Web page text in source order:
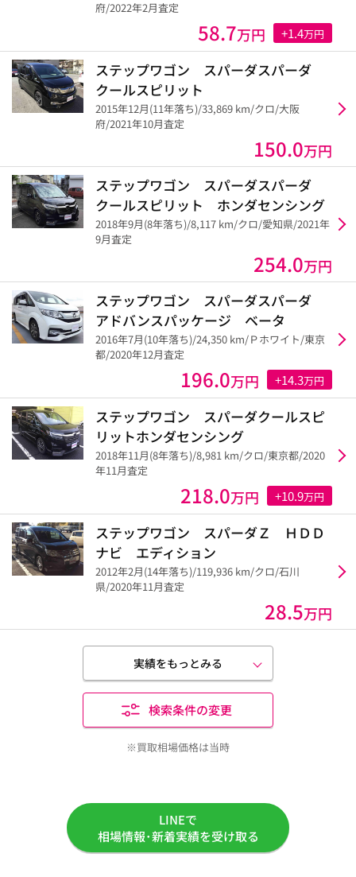
府/2022年2月査定
58.7万円 +1.4万円
ステップワゴン スパーダスパーダ
クールスピリット
2015年12月(11年落ち)/33,869 km/クロ/大阪
府/2021年10月査定
150.0万円
ステップワゴン スパーダスパーダ
クールスピリット ホンダセンシング
2018年9月(8年落ち)/8,117 km/クロ/愛知県/2021年
9月査定
254.0万円
ステップワゴン スパーダスパーダ
アドバンスパッケージ ベータ
2016年7月(10年落ち)/24,350 km/Ｐホワイト/東京
都/2020年12月査定
196.0万円 +14.3万円
ステップワゴン スパーダクールスピ
リットホンダセンシング
2018年11月(8年落ち)/8,981 km/クロ/東京都/2020
年11月査定
218.0万円 +10.9万円
ステップワゴン スパーダＺ ＨＤＤ
ナビ エディション
2012年2月(14年落ち)/119,936 km/クロ/石川
県/2020年11月査定
28.5万円
実績をもっとみる
検索条件の変更
※買取相場価格は当時
LINEで
相場情報･新着実績を受け取る